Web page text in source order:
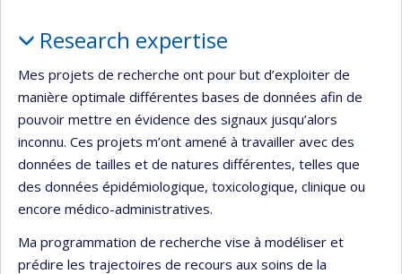
Research expertise
Mes projets de recherche ont pour but d’exploiter de
manière optimale différentes bases de données afin de
pouvoir mettre en évidence des signaux jusqu’alors
inconnu. Ces projets m’ont amené à travailler avec des
données de tailles et de natures différentes, telles que
des données épidémiologique, toxicologique, clinique ou
encore médico-administratives.
Ma programmation de recherche vise à modéliser et
prédire les trajectoires de recours aux soins de la